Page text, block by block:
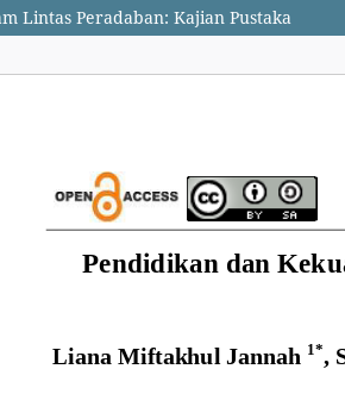
Lintas Peradaban: Kajian Pustaka